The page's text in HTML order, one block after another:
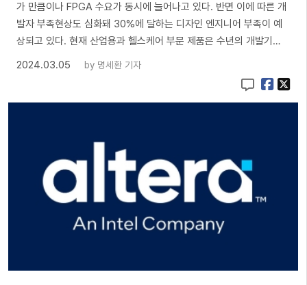
가 만큼이나 FPGA 수요가 동시에 늘어나고 있다. 반면 이에 따른 개
발자 부족현상도 심화돼 30%에 달하는 디자인 엔지니어 부족이 예
상되고 있다. 현재 산업용과 헬스케어 부문 제품은 수년의 개발기…
2024.03.05
by 명세환 기자